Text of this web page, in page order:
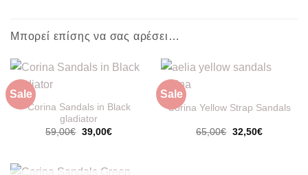
Μπορεί επίσης να σας αρέσει…
Sale
Corina Sandals in Black
gladiator
59,00€ Original
price
39,00€Η
Sale
Corina Yellow Strap Sandals
65,00€ Original
price
32,50€Η